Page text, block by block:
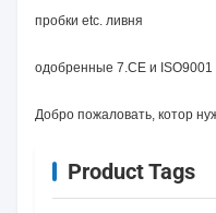
пробки etc. ливня
одобренные 7.CE и ISO9001
Добро пожаловать, котор
Product Tags